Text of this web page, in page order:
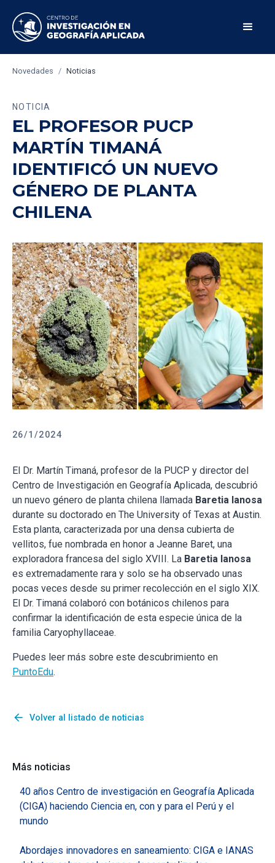
Novedades / Noticias
NOTICIA
EL PROFESOR PUCP
MARTÍN TIMANÁ
IDENTIFICÓ UN NUEVO
GÉNERO DE PLANTA
CHILENA
26/1/2024
El Dr. Martín Timaná, profesor de la PUCP y director del
Centro de Investigación en Geografía Aplicada, descubrió
un nuevo género de planta chilena llamada Baretia lanosa
durante su doctorado en The University of Texas at Austin.
Esta planta, caracterizada por una densa cubierta de
vellitos, fue nombrada en honor a Jeanne Baret, una
exploradora francesa del siglo XVIII. La Baretia lanosa
es extremadamente rara y solo se ha observado unas
pocas veces desde su primer recolección en el siglo XIX.
El Dr. Timaná colaboró con botánicos chilenos para
confirmar la identificación de esta especie única de la
familia Caryophyllaceae.
Puedes leer más sobre este descubrimiento en
PuntoEdu.
arrow_back Volver al listado de noticias
Más noticias
40 años Centro de investigación en Geografía Aplicada
(CIGA) haciendo Ciencia en, con y para el Perú y el
mundo
Abordajes innovadores en saneamiento: CIGA e IANAS